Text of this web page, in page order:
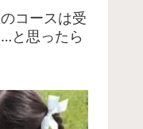
コースは受
と思ったら